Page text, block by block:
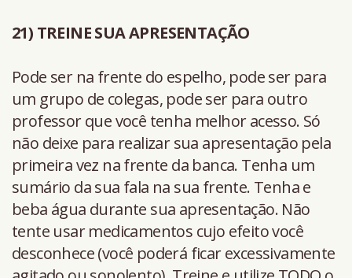
21) TREINE SUA APRESENTAÇÃO
Pode ser na frente do espelho, pode ser para
um grupo de colegas, pode ser para outro
professor que você tenha melhor acesso. Só
não deixe para realizar sua apresentação pela
primeira vez na frente da banca. Tenha um
sumário da sua fala na sua frente. Tenha e
beba água durante sua apresentação. Não
tente usar medicamentos cujo efeito você
desconhece (você poderá ficar excessivamente